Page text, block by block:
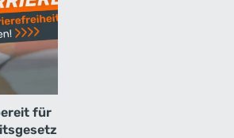
für